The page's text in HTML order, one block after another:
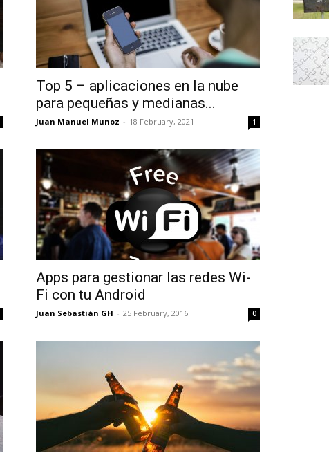
Top 5 – aplicaciones en la nube
para pequeñas y medianas...
Juan Manuel Munoz - 18 February, 2021 1
Apps para gestionar las redes Wi-
Fi con tu Android
Juan Sebastián GH - 25 February, 2016 0